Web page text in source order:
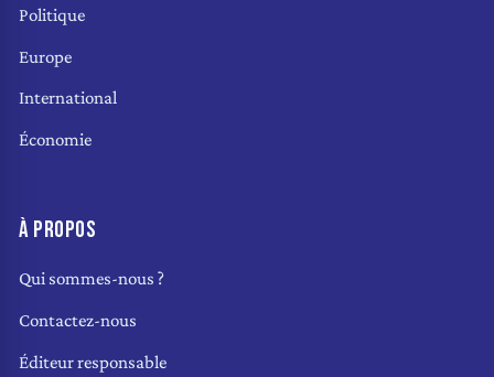
Politique
Europe
International
Économie
À PROPOS
Qui sommes-nous ?
Contactez-nous
Éditeur responsable